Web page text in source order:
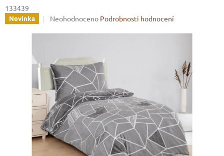
133439
Novinka
Průměrné
z
5
hvězdiček.
Neohodnoceno Podrobnosti hodnocení